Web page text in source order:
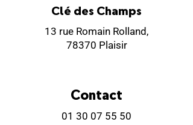
Clé des Champs
13 rue Romain Rolland,
78370 Plaisir
Contact
01 30 07 55 50